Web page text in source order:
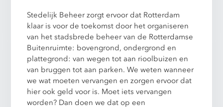
Stedelijk Beheer zorgt ervoor dat Rotterdam
klaar is voor de toekomst door het organiseren
van het stadsbrede beheer van de Rotterdamse
Buitenruimte: bovengrond, ondergrond en
plattegrond: van wegen tot aan rioolbuizen en
van bruggen tot aan parken. We weten wanneer
we wat moeten vervangen en zorgen ervoor dat
hier ook geld voor is. Moet iets vervangen
worden? Dan doen we dat op een